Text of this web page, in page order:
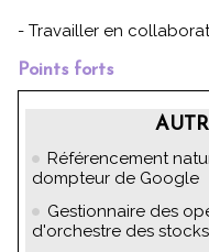
- Travailler en
Points forts
Référencement
dompteur de Google
Gestionnaire des
d'orchestre des